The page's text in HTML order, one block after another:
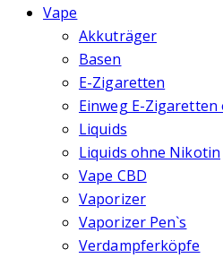
Vape
Akkuträger
Basen
E-Zigaretten
Einweg E-
Liquids
Liquids ohne Nikotin
Vape CBD
Vaporizer
Vaporizer Pen`s
Verdampferköpfe